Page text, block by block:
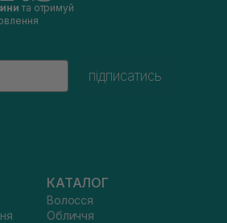
та отримуй
підписатись
КАТАЛОГ
Волосся
Обличчя